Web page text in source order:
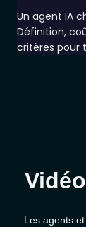
Un agent IA
Définition,
critères pour
Les agents